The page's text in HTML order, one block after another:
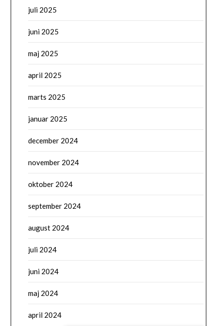
juli 2025
juni 2025
maj 2025
april 2025
marts 2025
januar 2025
december 2024
november 2024
oktober 2024
september 2024
august 2024
juli 2024
juni 2024
maj 2024
april 2024